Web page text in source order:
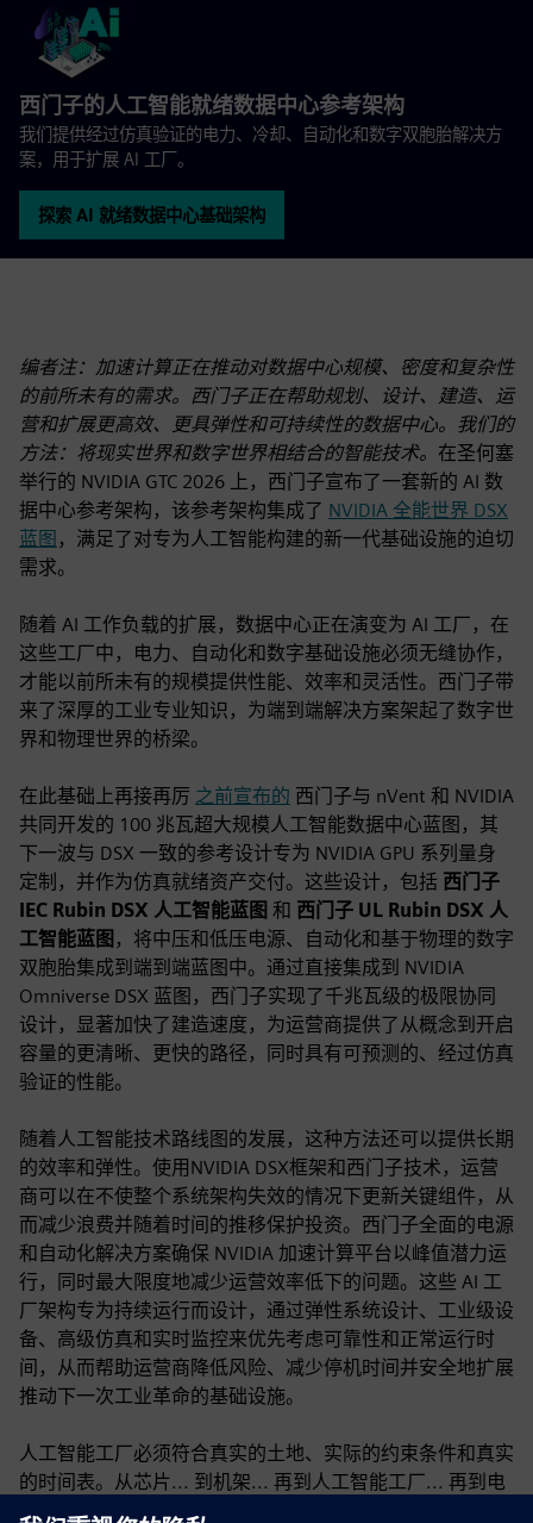
西门子的人工智能就绪数据中心参考架构
我们提供经过仿真验证的电力、冷却、自动化和数字双胞胎解决方
案，用于扩展 AI 工厂。
探索 AI 就绪数据中心基础架构
编者注：加速计算正在推动对数据中心规模、密度和复杂性
的前所未有的需求。西门子正在帮助规划、设计、建造、运
营和扩展更高效、更具弹性和可持续性的数据中心。我们的
方法：将现实世界和数字世界相结合的智能技术。 在圣何塞
举行的 NVIDIA GTC 2026 上，西门子宣布了一套新的 AI 数
据中心参考架构，该参考架构集成了 NVIDIA 全能世界 DSX
蓝图 ，满足了对专为人工智能构建的新一代基础设施的迫切
需求。
随着 AI 工作负载的扩展，数据中心正在演变为 AI 工厂，在
这些工厂中，电力、自动化和数字基础设施必须无缝协作，
才能以前所未有的规模提供性能、效率和灵活性。西门子带
来了深厚的工业专业知识，为端到端解决方案架起了数字世
界和物理世界的桥梁。
在此基础上再接再厉 之前宣布的 西门子与 nVent 和 NVIDIA
共同开发的 100 兆瓦超大规模人工智能数据中心蓝图，其
下一波与 DSX 一致的参考设计专为 NVIDIA GPU 系列量身
定制，并作为仿真就绪资产交付。这些设计，包括 西门子
IEC Rubin DSX 人工智能蓝图 和 西门子 UL Rubin DSX 人
工智能蓝图 ，将中压和低压电源、自动化和基于物理的数字
双胞胎集成到端到端蓝图中。通过直接集成到 NVIDIA
Omniverse DSX 蓝图，西门子实现了千兆瓦级的极限协同
设计，显著加快了建造速度，为运营商提供了从概念到开启
容量的更清晰、更快的路径，同时具有可预测的、经过仿真
验证的性能。
随着人工智能技术路线图的发展，这种方法还可以提供长期
的效率和弹性。使用NVIDIA DSX框架和西门子技术，运营
商可以在不使整个系统架构失效的情况下更新关键组件，从
而减少浪费并随着时间的推移保护投资。西门子全面的电源
和自动化解决方案确保 NVIDIA 加速计算平台以峰值潜力运
行，同时最大限度地减少运营效率低下的问题。这些 AI 工
厂架构专为持续运行而设计，通过弹性系统设计、工业级设
备、高级仿真和实时监控来优先考虑可靠性和正常运行时
间，从而帮助运营商降低风险、减少停机时间并安全地扩展
推动下一次工业革命的基础设施。
人工智能工厂必须符合真实的土地、实际的约束条件和真实
的时间表。从芯片... 到机架... 再到人工智能工厂... 再到电
网... 每一层都很重要。西门子和NVIDIA正在为下一代DSX